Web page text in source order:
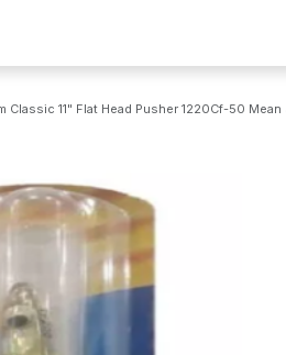
Classic 11" Flat Head Pusher 1220Cf-50 Mean